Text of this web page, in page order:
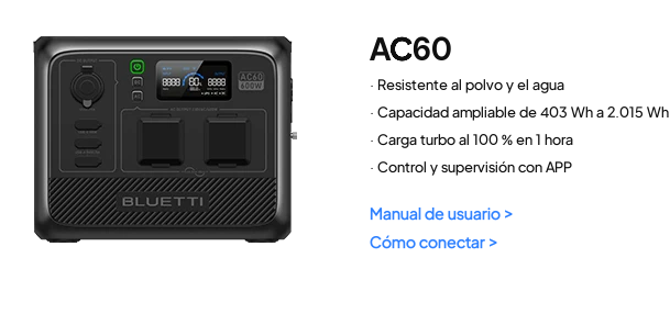
AC60
· Resistente al polvo y el agua
· Capacidad ampliable de 403 Wh a 2.015 Wh
· Carga turbo al 100 % en 1 hora
· Control y supervisión con APP
Manual de usuario >
Cómo conectar >